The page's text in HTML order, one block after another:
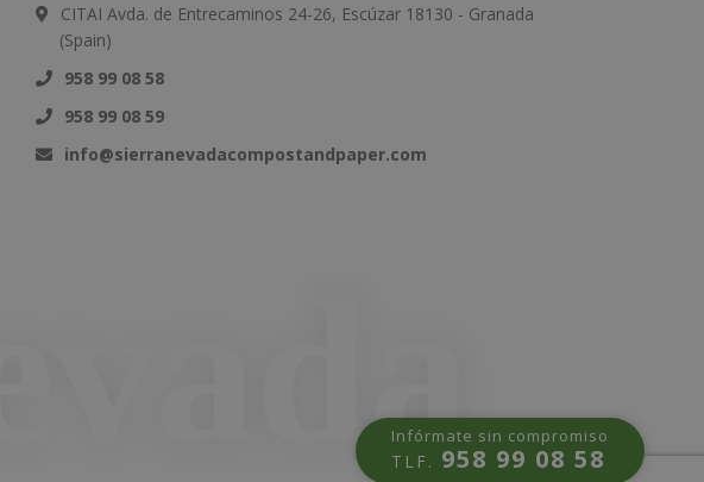
Infórmate sin compromiso
TLF. 958 99 08 58
CITAI Avda. de Entrecaminos 24-26, Escúzar 18130 - Granada
(Spain)
958 99 08 58
958 99 08 59
info@sierranevadacompostandpaper.com